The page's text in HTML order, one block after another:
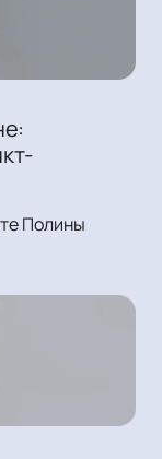
Полины